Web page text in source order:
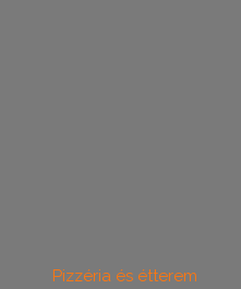
Pizzéria és étterem